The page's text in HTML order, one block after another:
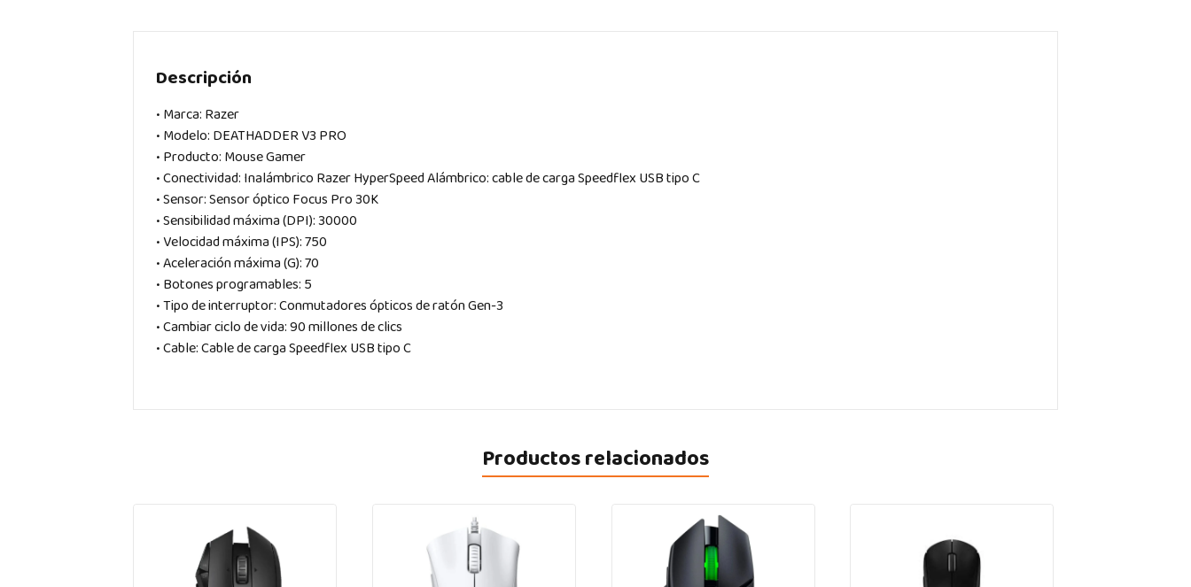
Descripción
• Marca: Razer
• Modelo: DEATHADDER V3 PRO
• Producto: Mouse Gamer
• Conectividad: Inalámbrico Razer HyperSpeed Alámbrico: cable de carga Speedflex USB tipo C
• Sensor: Sensor óptico Focus Pro 30K
• Sensibilidad máxima (DPI): 30000
• Velocidad máxima (IPS): 750
• Aceleración máxima (G): 70
• Botones programables: 5
• Tipo de interruptor: Conmutadores ópticos de ratón Gen-3
• Cambiar ciclo de vida: 90 millones de clics
• Cable: Cable de carga Speedflex USB tipo C
Productos relacionados